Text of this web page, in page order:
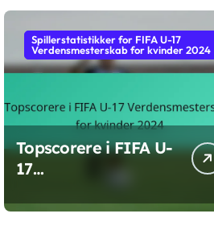
Spillerstatistikker for FIFA U-17
Verdensmesterskab for kvinder 2024
Topscorere i FIFA U-
17
Verdensmesterskab
for kvinder 2024